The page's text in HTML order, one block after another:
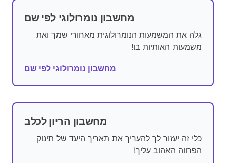
מחשבון נומרולוגי לפי שם
גלה את המשמעות הנומרולוגית מאחורי שמך ואת
משמעות האותיות בו!
מחשבון נומרולוגי לפי שם
מחשבון הריון לכלב
כלי זה יעזור לך להעריך את תאריך היעד של תינוק
הפרווה האהוב עליך!